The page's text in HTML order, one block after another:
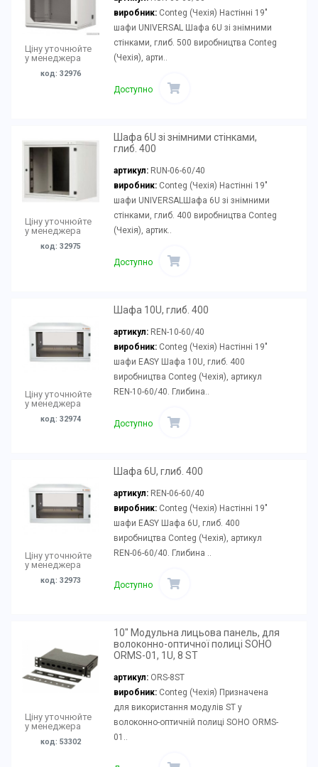
Ціну уточнюйте
у менеджера
код: 32976
виробник:Conteg (Чехія) Настінні 19"
шафи UNIVERSAL Шафа 6U зі знімними
стінками, глиб. 500 виробництва Conteg
(Чехія), арти..
Доступно
Ціну уточнюйте
у менеджера
код: 32975
Шафа 6U зі знімними стінками,
глиб. 400
артикул: RUN-06-60/40
виробник:Conteg (Чехія) Настінні 19"
шафи UNIVERSALШафа 6U зі знімними
стінками, глиб. 400 виробництва Conteg
(Чехія), артик..
Доступно
Ціну уточнюйте
у менеджера
код: 32974
Шафа 10U, глиб. 400
артикул: REN-10-60/40
виробник:Conteg (Чехія) Настінні 19"
шафи EASY Шафа 10U, глиб. 400
виробництва Conteg (Чехія), артикул
REN-10-60/40. Глибина..
Доступно
Ціну уточнюйте
у менеджера
код: 32973
Шафа 6U, глиб. 400
артикул: REN-06-60/40
виробник:Conteg (Чехія) Настінні 19"
шафи EASY Шафа 6U, глиб. 400
виробництва Conteg (Чехія), артикул
REN-06-60/40. Глибина ..
Доступно
Ціну уточнюйте
у менеджера
код: 53302
10" Модульна лицьова панель, для
волоконно-оптичної полиці SOHO
ORMS-01, 1U, 8 ST
артикул: ORS-8ST
виробник:Conteg (Чехія) Призначена
для використання модулів ST у
волоконно-оптичній полиці SOHO ORMS-
01..